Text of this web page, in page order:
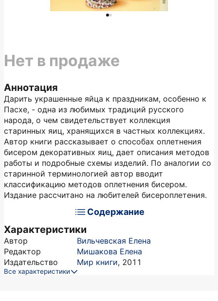
Аннотация
Дарить украшенные яйца к праздникам, особенно к
Пасхе, - одна из любимых традиций русского
народа, о чем свидетельствует коллекция
старинных яиц, хранящихся в частных коллекциях.
Автор книги рассказывает о способах оплетнения
бисером декоративных яиц, дает описания методов
работы и подробные схемы изделий. По аналогии со
старинной терминологией автор вводит
классификацию методов оплетнения бисером.
Издание рассчитано на любителей бисероплетения.
Содержание
Характеристики
Автор
Вильчевская Елена
Редактор
Мишакова Елена
Издательство
Мир книги, 2011
Все характеристики
Нет в продаже